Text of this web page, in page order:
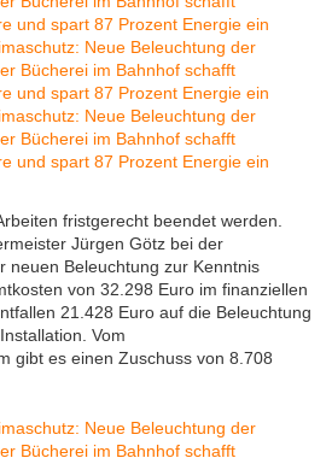
fristgerecht beendet werden.
Jürgen Götz bei der
neuen Beleuchtung zur Kenntnis
von 32.298 Euro im finanziellen
21.428 Euro auf die Beleuchtung
Vom
gibt es einen Zuschuss von 8.708